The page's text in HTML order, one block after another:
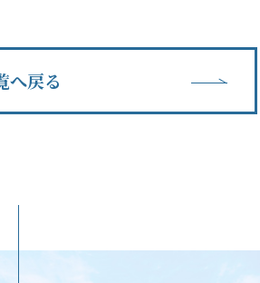
へ戻る